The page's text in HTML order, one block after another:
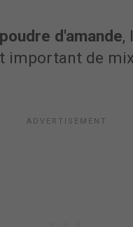
poudre d'amande,
important de